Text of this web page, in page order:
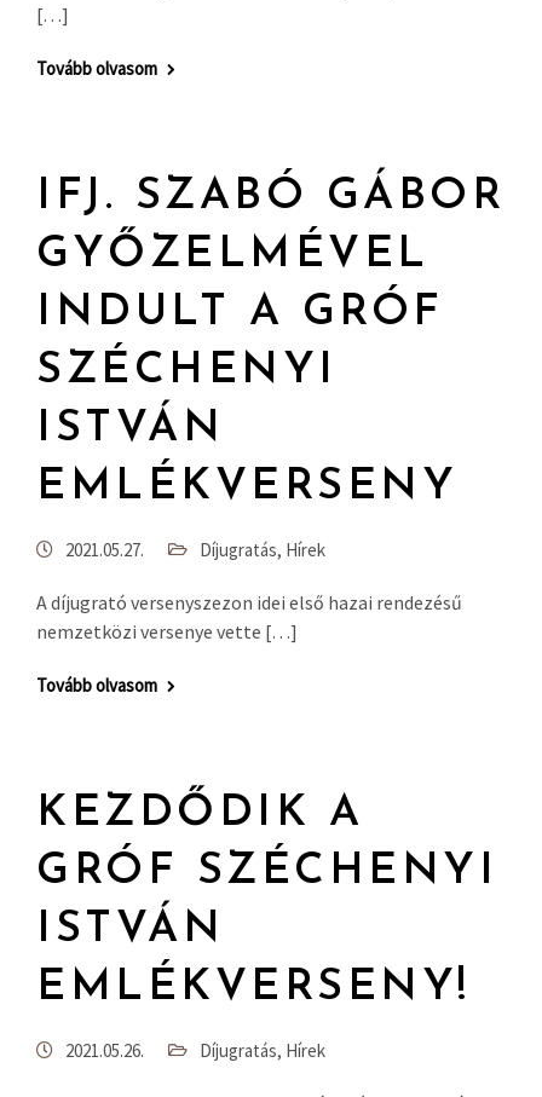
[…]
Tovább olvasom
IFJ. SZABÓ GÁBOR
GYŐZELMÉVEL
INDULT A GRÓF
SZÉCHENYI
ISTVÁN
EMLÉKVERSENY
2021.05.27. Díjugratás, Hírek
A díjugrató versenyszezon idei első hazai rendezésű
nemzetközi versenye vette […]
Tovább olvasom
KEZDŐDIK A
GRÓF SZÉCHENYI
ISTVÁN
EMLÉKVERSENY!
2021.05.26. Díjugratás, Hírek